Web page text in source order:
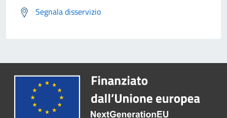
Segnala disservizio